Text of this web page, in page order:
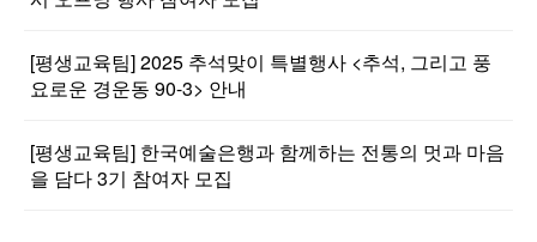
[평생교육팀] 2025 추석맞이 특별행사 <추석, 그리고 풍
요로운 경운동 90-3> 안내
[평생교육팀] 한국예술은행과 함께하는 전통의 멋과 마음
을 담다 3기 참여자 모집